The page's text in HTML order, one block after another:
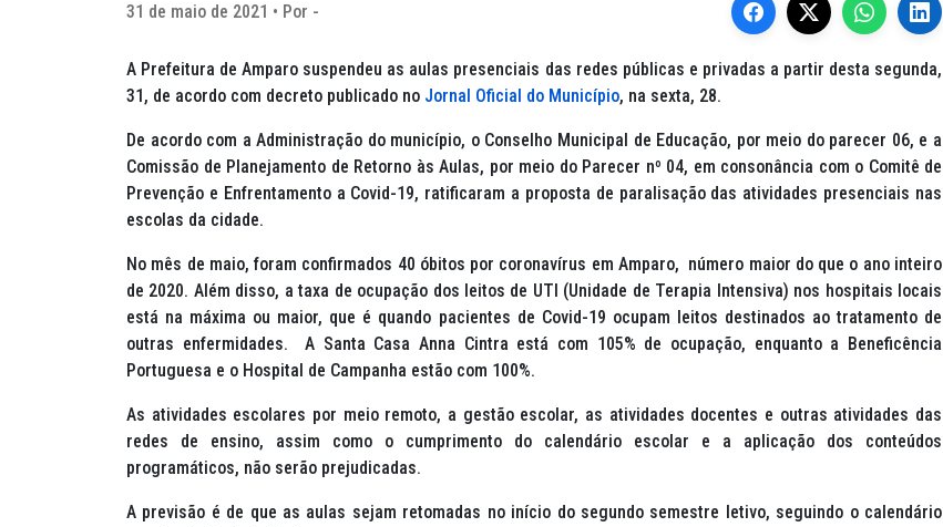
31 de maio de 2021 • Por -
A Prefeitura de Amparo suspendeu as aulas presenciais das redes públicas e privadas a partir desta segunda,
31, de acordo com decreto publicado no Jornal Oficial do Município, na sexta, 28.
De acordo com a Administração do município, o Conselho Municipal de Educação, por meio do parecer 06, e a
Comissão de Planejamento de Retorno às Aulas, por meio do Parecer nº 04, em consonância com o Comitê de
Prevenção e Enfrentamento a Covid-19, ratificaram a proposta de paralisação das atividades presenciais nas
escolas da cidade.
No mês de maio, foram confirmados 40 óbitos por coronavírus em Amparo, número maior do que o ano inteiro
de 2020. Além disso, a taxa de ocupação dos leitos de UTI (Unidade de Terapia Intensiva) nos hospitais locais
está na máxima ou maior, que é quando pacientes de Covid-19 ocupam leitos destinados ao tratamento de
outras enfermidades. A Santa Casa Anna Cintra está com 105% de ocupação, enquanto a Beneficência
Portuguesa e o Hospital de Campanha estão com 100%.
As atividades escolares por meio remoto, a gestão escolar, as atividades docentes e outras atividades das
redes de ensino, assim como o cumprimento do calendário escolar e a aplicação dos conteúdos
programáticos, não serão prejudicadas.
A previsão é de que as aulas sejam retomadas no início do segundo semestre letivo, seguindo o calendário